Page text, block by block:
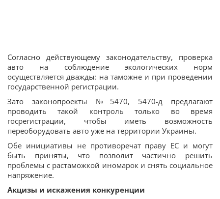
Согласно действующему законодательству, проверка
авто на соблюдение экологических норм
осуществляется дважды: на таможне и при проведении
государственной регистрации.
Зато законопроекты №5470, 5470-д предлагают
проводить такой контроль только во время
госрегистрации, чтобы иметь возможность
переоборудовать авто уже на территории Украины.
Обе инициативы не противоречат праву ЕС и могут
быть приняты, что позволит частично решить
проблемы с растаможкой иномарок и снять социальное
напряжение.
Акцизы и искажения конкуренции